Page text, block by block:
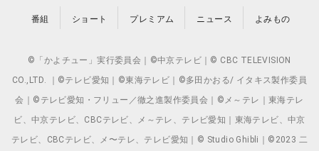
番組 ショート プレミアム ニュース よみもの
©「かよチュー」実行委員会｜©中京テレビ｜© CBC TELEVISION
CO.,LTD. ｜©テレビ愛知｜©東海テレビ｜©多田かおる/ イタキス製作委員
会｜©テレビ愛知・フリュー／徹之進製作委員会｜©メ～テレ｜東海テレ
ビ、中京テレビ、CBCテレビ、メ～テレ、テレビ愛知｜東海テレビ、中京
テレビ、CBCテレビ、メ〜テレ、テレビ愛知｜© Studio Ghibli｜©2023 二